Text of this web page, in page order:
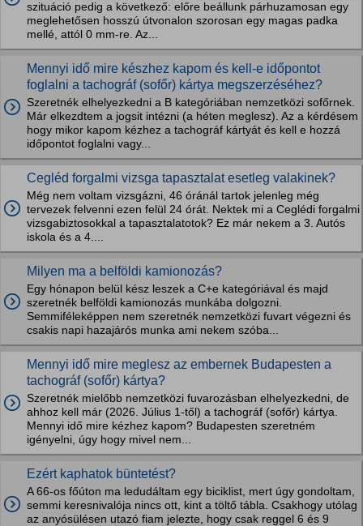
szituáció pedig a következő: előre beállunk párhuzamosan egy
meglehetősen hosszú útvonalon szorosan egy magas padka
mellé, attól 0 mm-re. Az...
Mennyi idő mire készhez kapom és kell-e időpontot
foglalni a tachográf (sofőr) kártya megszerzéséhez?
Szeretnék elhelyezkedni a B kategóriában nemzetközi sofőrnek.
Már elkezdtem a jogsit intézni (a héten meglesz). Az a kérdésem
hogy mikor kapom kézhez a tachográf kártyát és kell e hozzá
időpontot foglalni vagy...
Cegléd forgalmi vizsga tapasztalat esetleg valakinek?
Még nem voltam vizsgázni, 46 óránál tartok jelenleg még
tervezek felvenni ezen felül 24 órát. Nektek mi a Ceglédi forgalmi
vizsgabiztosokkal a tapasztalatotok? Ez már nekem a 3. Autós
iskola és a 4....
Milyen ma a belföldi kamionozás?
Egy hónapon belül kész leszek a C+e kategóriával és majd
szeretnék belföldi kamionozás munkába dolgozni.
Semmiféleképpen nem szeretnék nemzetközi fuvart végezni és
csakis napi hazajárós munka ami nekem szóba...
Mennyi idő mire meglesz az embernek Budapesten a
tachográf (sofőr) kártya?
Szeretnék mielőbb nemzetközi fuvarozásban elhelyezkedni, de
ahhoz kell már (2026. Július 1-től) a tachográf (sofőr) kártya.
Mennyi idő mire kézhez kapom? Budapesten szeretném
igényelni, úgy hogy mivel nem...
Ezért kaphatok büntetést?
A 66-os főúton ma ledudáltam egy biciklist, mert úgy gondoltam,
semmi keresnivalója nincs ott, kint a töltő tábla. Csakhogy utólag
az anyósülésen utazó fiam jelezte, hogy csak reggel 6 és 9